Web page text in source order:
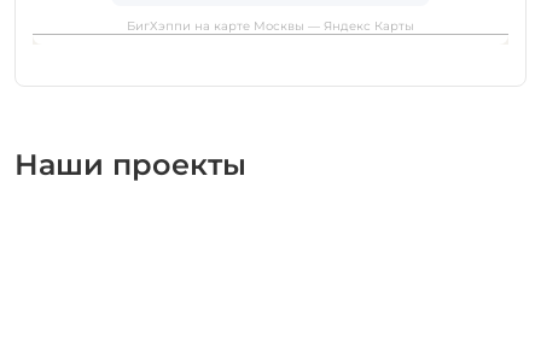
БигХэппи на карте Москвы — Яндекс Карты
Наши проекты